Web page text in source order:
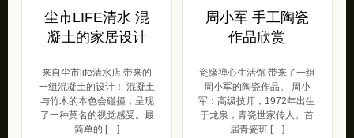
尘市LIFE清水 混
凝土的家居设计
来自尘市life清水店 带来的
一组混凝土的设计！ 混凝土
与竹木的本色会碰撞，呈现
了一种莫名的视觉感受。最
简单的 […]
周小军 手工陶瓷
作品欣赏
瓷缘禅心生活馆 带来了一组
周小军的陶瓷作品。 周小
军：高级技师，1972年出生
于龙泉，青瓷世家传人。首
届青瓷班 […]